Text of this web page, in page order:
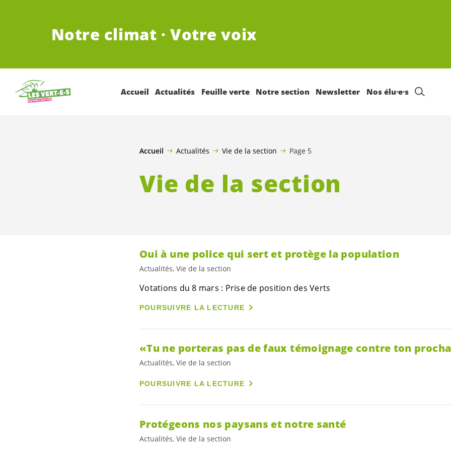
Notre climat · Votre voix
Accueil Actualités Feuille verte Notre section Newsletter Nos élu·e·s
Accueil Actualités Vie de la section Page 5
Vie de la section
Oui à une police qui sert et protège la population
Actualités, Vie de la section
Votations du 8 mars : Prise de position des Verts
POURSUIVRE LA LECTURE
«Tu ne porteras pas de faux témoignage contre ton
Actualités, Vie de la section
POURSUIVRE LA LECTURE
Protégeons nos paysans et notre santé
Actualités, Vie de la section